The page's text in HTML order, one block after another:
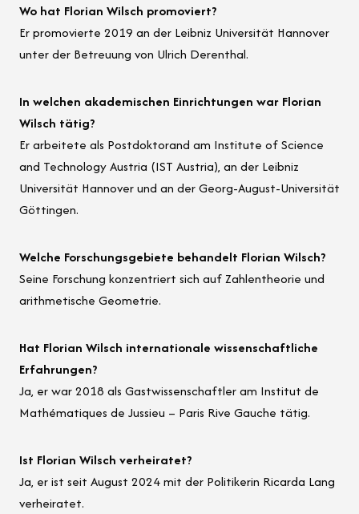
Wo hat Florian Wilsch promoviert?
Er promovierte 2019 an der Leibniz Universität Hannover
unter der Betreuung von Ulrich Derenthal.
In welchen akademischen Einrichtungen war Florian
Wilsch tätig?
Er arbeitete als Postdoktorand am Institute of Science
and Technology Austria (IST Austria), an der Leibniz
Universität Hannover und an der Georg-August-Universität
Göttingen.
Welche Forschungsgebiete behandelt Florian Wilsch?
Seine Forschung konzentriert sich auf Zahlentheorie und
arithmetische Geometrie.
Hat Florian Wilsch internationale wissenschaftliche
Erfahrungen?
Ja, er war 2018 als Gastwissenschaftler am Institut de
Mathématiques de Jussieu – Paris Rive Gauche tätig.
Ist Florian Wilsch verheiratet?
Ja, er ist seit August 2024 mit der Politikerin Ricarda Lang
verheiratet.